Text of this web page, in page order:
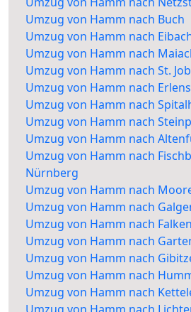
Umzug von Hamm nach Buch
Umzug von Hamm nach
Umzug von Hamm nach
Umzug von Hamm nach St.
Umzug von Hamm nach
Umzug von Hamm nach
Umzug von Hamm nach
Umzug von Hamm nach
Umzug von Hamm nach
Nürnberg
Umzug von Hamm nach
Umzug von Hamm nach
Umzug von Hamm nach
Umzug von Hamm nach
Umzug von Hamm nach
Umzug von Hamm nach
Umzug von Hamm nach